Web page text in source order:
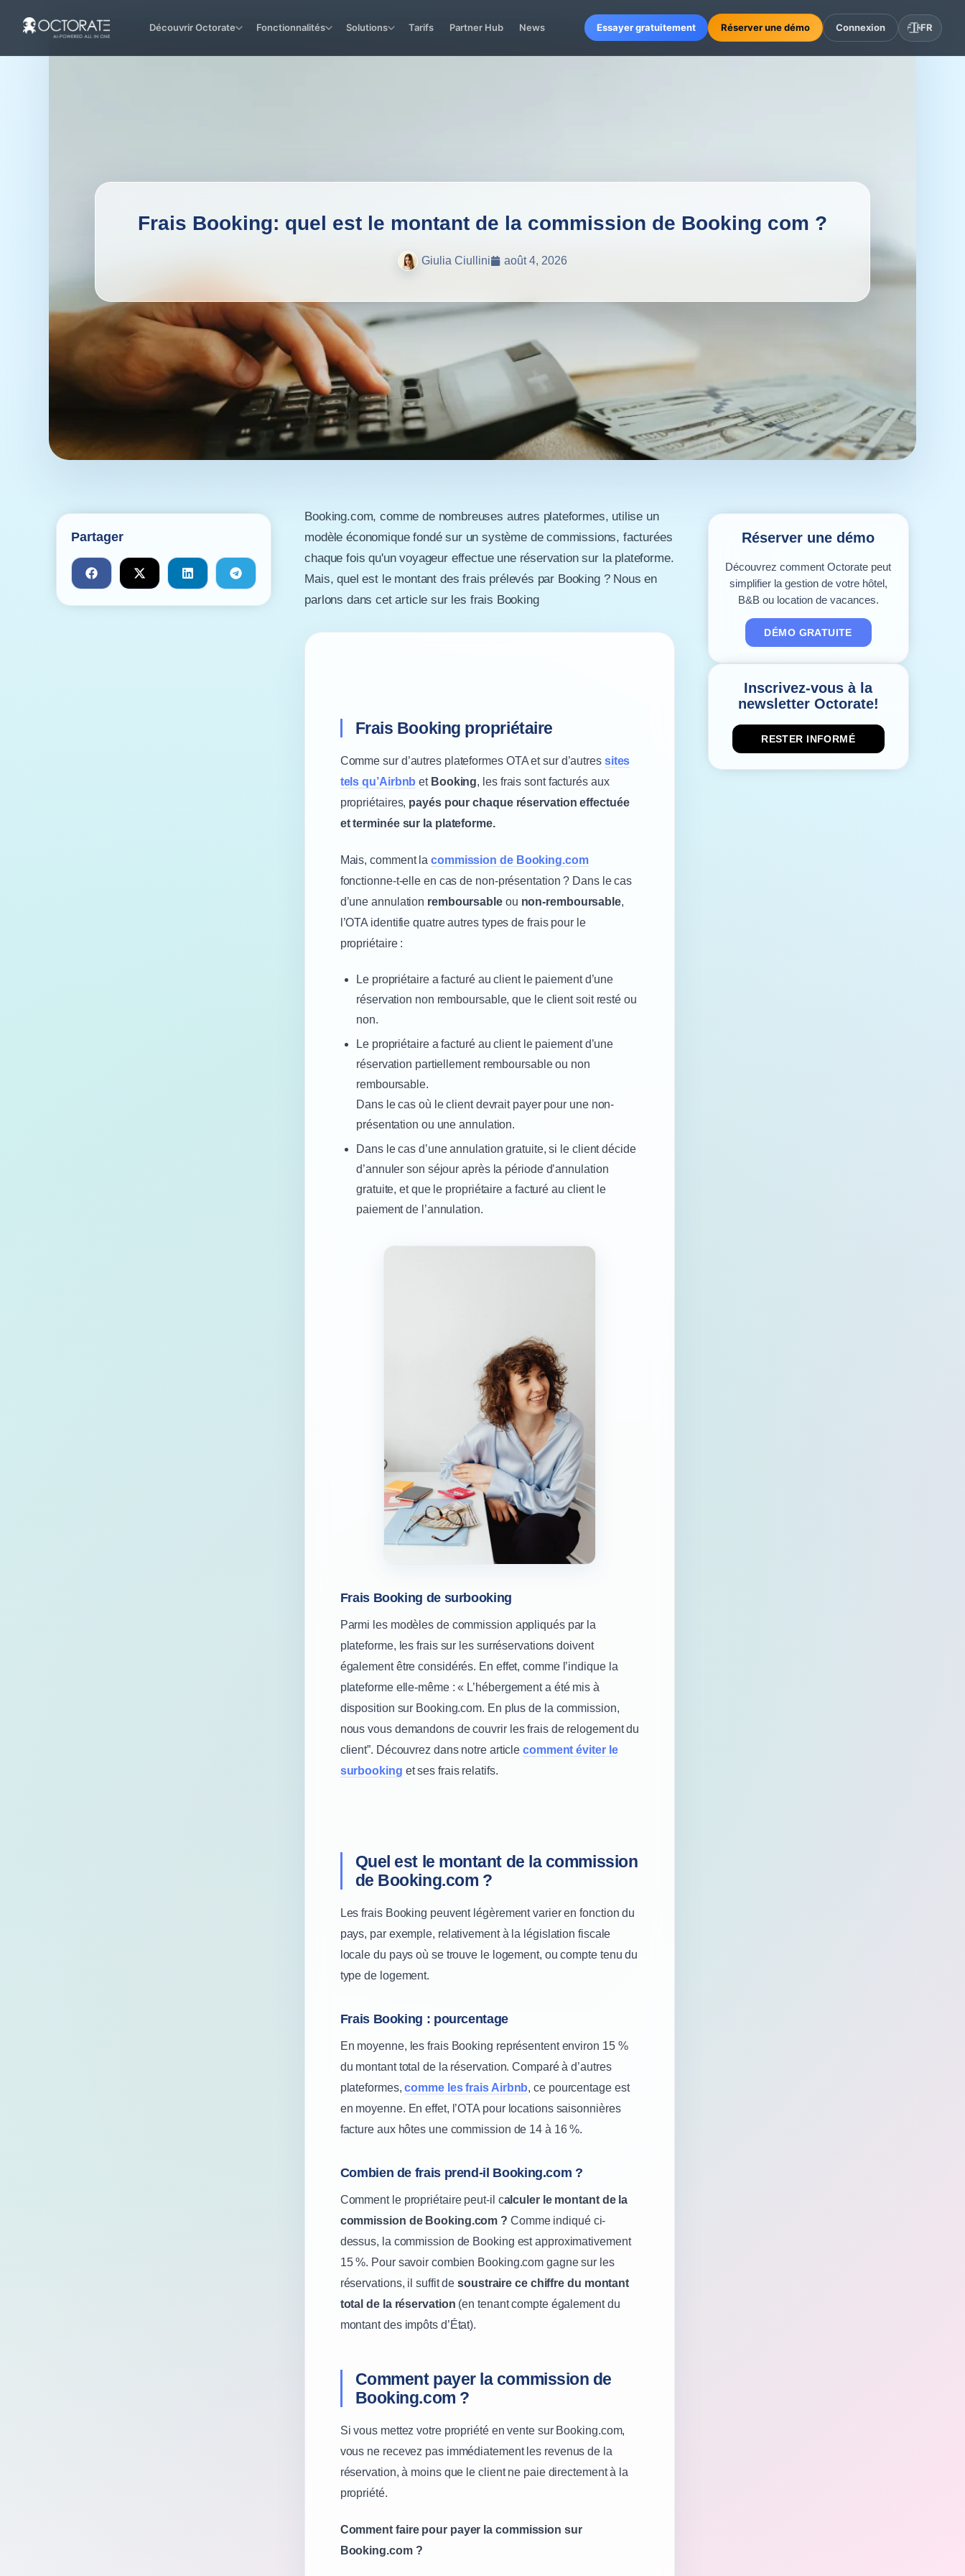
Découvrir Octorate Fonctionnalités Solutions Tarifs Partner Hub News Essayer gratuitement Réserver une démo Connexion 🇫🇷FR
Frais Booking: quel est le montant de la commission de Booking com ?
Giulia Ciullini août 4, 2026
Partager
Booking.com, comme de nombreuses autres plateformes, utilise un
modèle économique fondé sur un système de commissions, facturées
chaque fois qu'un voyageur effectue une réservation sur la plateforme.
Mais, quel est le montant des frais prélevés par Booking ? Nous en
parlons dans cet article sur les frais Booking
Frais Booking propriétaire
Comme sur d’autres plateformes OTA et sur d’autres sites
tels qu’Airbnb et Booking, les frais sont facturés aux
propriétaires, payés pour chaque réservation effectuée
et terminée sur la plateforme.
Mais, comment lacommission de Booking.com
fonctionne-t-elle en cas de non-présentation ? Dans le cas
d’une annulation remboursableou non-remboursable,
l’OTA identifie quatre autres types de frais pour le
propriétaire :
Le propriétaire a facturé au client le paiement d’une
réservation non remboursable, que le client soit resté ou
non.
Le propriétaire a facturé au client le paiement d’une
réservation partiellement remboursable ou non
remboursable.
Dans le cas où le client devrait payer pour une non-
présentation ou une annulation.
Dans le cas d’une annulation gratuite, si le client décide
d’annuler son séjour après la période d’annulation
gratuite, et que le propriétaire a facturé au client le
paiement de l’annulation.
Frais Booking de surbooking
Parmi les modèles de commission appliqués par la
plateforme, les frais sur les surréservations doivent
également être considérés. En effet, comme l’indique la
plateforme elle-même : « L’hébergement a été mis à
disposition sur Booking.com. En plus de la commission,
nous vous demandons de couvrir les frais de relogement du
client”. Découvrez dans notre articlecomment éviter le
surbooking et ses frais relatifs.
Quel est le montant de la commission
de Booking.com ?
Les frais Booking peuvent légèrement varier en fonction du
pays, par exemple, relativement à la législation fiscale
locale du pays où se trouve le logement, ou compte tenu du
type de logement.
Frais Booking : pourcentage
En moyenne, les frais Booking représentent environ 15 %
du montant total de la réservation. Comparé à d’autres
plateformes,comme les frais Airbnb, ce pourcentage est
en moyenne. En effet, l’OTA pour locations saisonnières
facture aux hôtes une commission de 14 à 16 %.
Combien de frais prend-il Booking.com ?
Comment le propriétaire peut-il calculer le montant de la
commission de Booking.com ? Comme indiqué ci-
dessus, la commission de Booking est approximativement
15 %. Pour savoir combien Booking.com gagne sur les
réservations, il suffit desoustraire ce chiffre du montant
total de la réservation (en tenant compte également du
montant des impôts d’État).
Comment payer la commission de
Booking.com ?
Si vous mettez votre propriété en vente sur Booking.com,
vous ne recevez pas immédiatement les revenus de la
réservation, à moins que le client ne paie directement à la
propriété.
Comment faire pour payer la commission sur
Booking.com ?
Réserver une démo
Découvrez comment Octorate peut
simplifier la gestion de votre hôtel,
B&B ou location de vacances.
DÉMO GRATUITE
Inscrivez-vous à la
newsletter Octorate!
RESTER INFORMÉ